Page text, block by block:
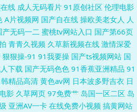
页网页在线观看 欧美毛片基地 91看片网页 国
日本一二 天美传媒A片
线 成人无码看片 91原创社区 伦理电影
A片视频网 国产自在线 操欧美老女人 人
产无码一二 蜜桃tv网站入口 国产第66页
青青久视频 久草新视频在线 激情深爱
狠狠操-91 91我要操 国产ts视频网站 国
下载 国产无码色色 91香蕉亚洲精品 91
韩精品高清 黄色av网 日本波多野吉衣 日
影 久草网页 97免费艹 岛国一区二区 岛
亚洲AV一卡 在线免费小视频 搞黄网站